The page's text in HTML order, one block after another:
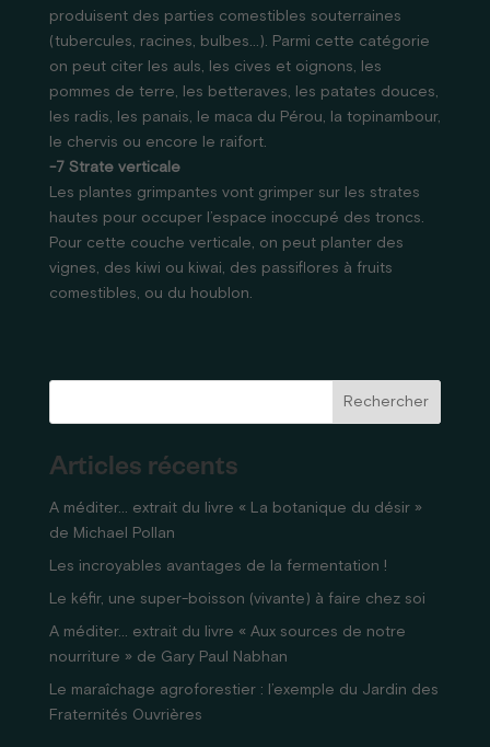
produisent des parties comestibles souterraines
(tubercules, racines, bulbes…). Parmi cette catégorie
on peut citer les auls, les cives et oignons, les
pommes de terre, les betteraves, les patates douces,
les radis, les panais, le maca du Pérou, la topinambour,
le chervis ou encore le raifort.
-7 Strate verticale
Les plantes grimpantes vont grimper sur les strates
hautes pour occuper l’espace inoccupé des troncs.
Pour cette couche verticale, on peut planter des
vignes, des kiwi ou kiwai, des passiflores à fruits
comestibles, ou du houblon.
Rechercher
Articles récents
A méditer… extrait du livre « La botanique du désir »
de Michael Pollan
Les incroyables avantages de la fermentation !
Le kéfir, une super-boisson (vivante) à faire chez soi
A méditer… extrait du livre « Aux sources de notre
nourriture » de Gary Paul Nabhan
Le maraîchage agroforestier : l’exemple du Jardin des
Fraternités Ouvrières